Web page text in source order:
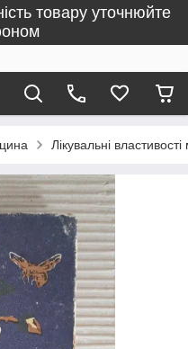
товару уточнюйте
Лікувальні